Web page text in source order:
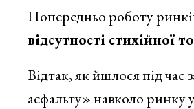
Попередньо роботу
відсутності стихійної
Відтак, як йшлося під час
асфальту» навколо ринку